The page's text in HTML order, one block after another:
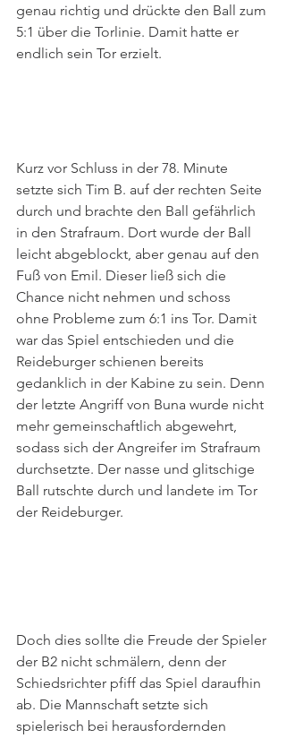
genau richtig und drückte den Ball zum
5:1 über die Torlinie. Damit hatte er
endlich sein Tor erzielt.
Kurz vor Schluss in der 78. Minute
setzte sich Tim B. auf der rechten Seite
durch und brachte den Ball gefährlich
in den Strafraum. Dort wurde der Ball
leicht abgeblockt, aber genau auf den
Fuß von Emil. Dieser ließ sich die
Chance nicht nehmen und schoss
ohne Probleme zum 6:1 ins Tor. Damit
war das Spiel entschieden und die
Reideburger schienen bereits
gedanklich in der Kabine zu sein. Denn
der letzte Angriff von Buna wurde nicht
mehr gemeinschaftlich abgewehrt,
sodass sich der Angreifer im Strafraum
durchsetzte. Der nasse und glitschige
Ball rutschte durch und landete im Tor
der Reideburger.
Doch dies sollte die Freude der Spieler
der B2 nicht schmälern, denn der
Schiedsrichter pfiff das Spiel daraufhin
ab. Die Mannschaft setzte sich
spielerisch bei herausfordernden